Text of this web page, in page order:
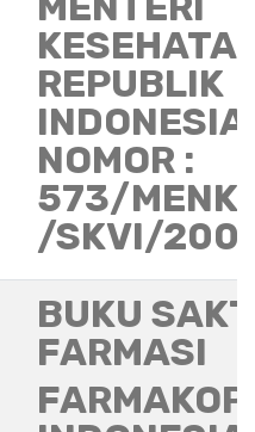
REPUBLIK
INDONESIA
NOMOR :
573/
/SKVI/
BUKU
FARMASI